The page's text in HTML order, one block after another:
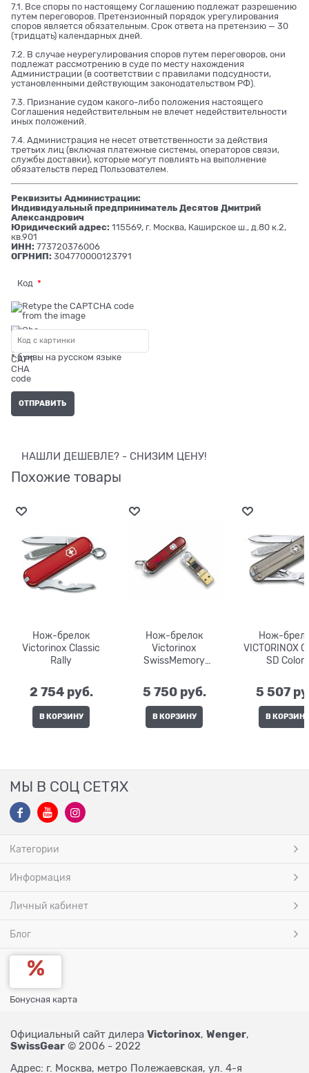
7.1. Все споры по настоящему Соглашению подлежат разрешению
путем переговоров. Претензионный порядок урегулирования
споров является обязательным. Срок ответа на претензию — 30
(тридцать) календарных дней.
7.2. В случае неурегулирования споров путем переговоров, они
подлежат рассмотрению в суде по месту нахождения
Администрации (в соответствии с правилами подсудности,
установленными действующим законодательством РФ).
7.3. Признание судом какого-либо положения настоящего
Соглашения недействительным не влечет недействительности
иных положений.
7.4. Администрация не несет ответственности за действия
третьих лиц (включая платежные системы, операторов связи,
службы доставки), которые могут повлиять на выполнение
обязательств перед Пользователем.
Реквизиты Администрации:
Индивидуальный предприниматель Десятов Дмитрий
Александрович
Юридический адрес: 115569, г. Москва, Каширское ш., д.80 к.2,
кв.901
ИНН: 773720376006
ОГРНИП: 304770000123791
Код
* буквы на русском языке
НАШЛИ ДЕШЕВЛЕ? - СНИЗИМ ЦЕНУ!
Похожие товары
Нож-брелок
Victorinox Classic
Rally
2 754 руб.
В КОРЗИНУ
Нож-брелок
Victorinox
SwissMemory
5 750 руб.
В КОРЗИНУ
Нож-
VICTORINOX
SD Colors
5 507
В КОРЗИНУ
МЫ В СОЦ СЕТЯХ
Категории
Информация
Личный кабинет
Блог
Бонусная карта
Официальный сайт дилера Victorinox, Wenger,
SwissGear © 2006 - 2022
Адрес: г. Москва, метро Полежаевская, ул. 4-я